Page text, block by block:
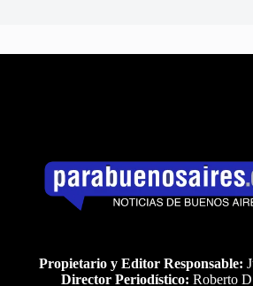
Propietario y Editor Responsable:
Director Periodístico: Roberto